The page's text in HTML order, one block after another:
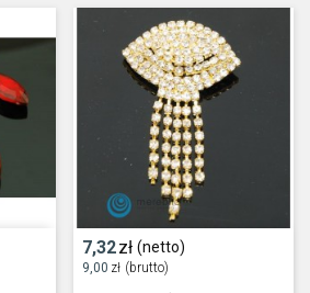
7,32zł (netto)
9,00 zł (brutto)